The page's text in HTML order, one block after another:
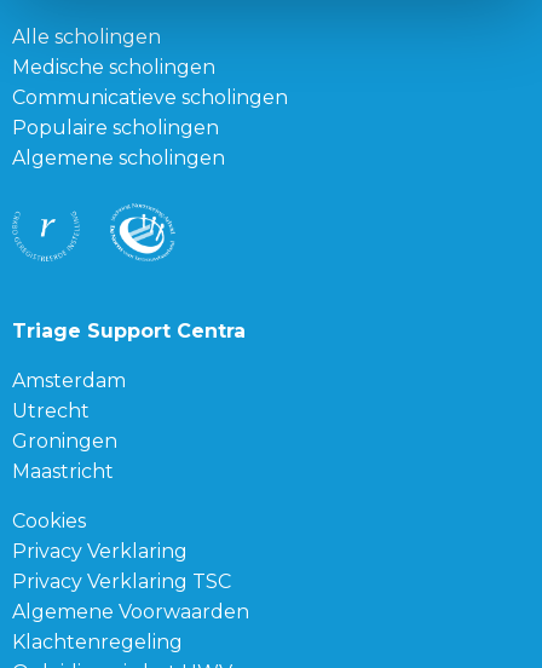
Alle scholingen
Medische scholingen
Communicatieve scholingen
Populaire scholingen
Algemene scholingen
Triage Support Centra
Amsterdam
Utrecht
Groningen
Maastricht
Cookies
Privacy Verklaring
Privacy Verklaring TSC
Algemene Voorwaarden
Klachtenregeling